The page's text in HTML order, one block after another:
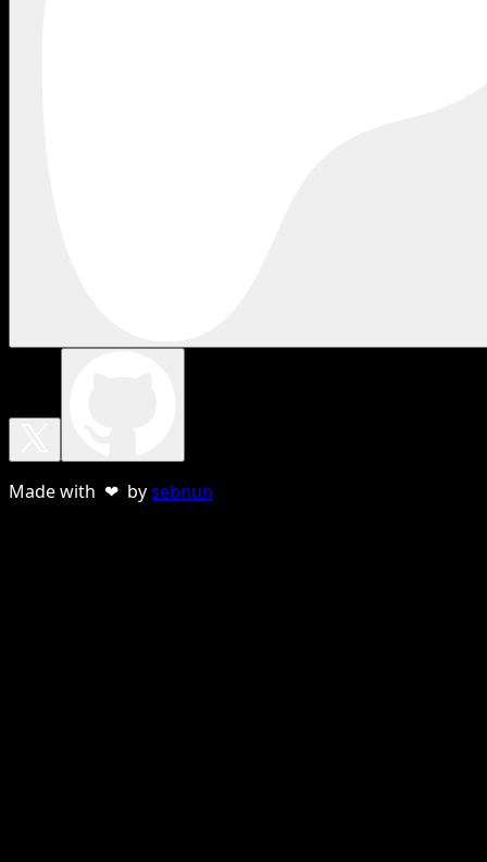
Made with ❤ bysebnun